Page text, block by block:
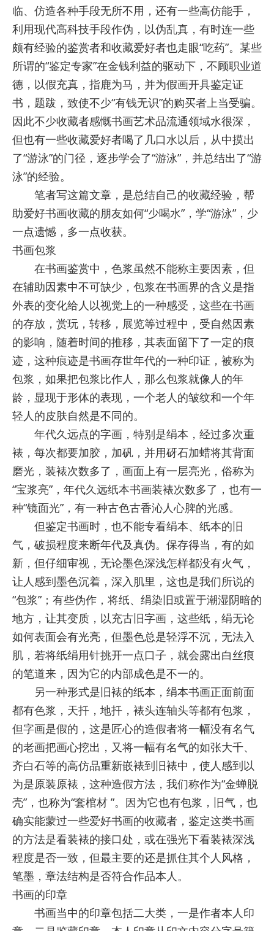
临、仿造各种手段无所不用，还有一些高仿能手，
利用现代高科技手段作伪，以伪乱真，有时连一些
颇有经验的鉴赏者和收藏爱好者也走眼“吃药”。某些
所谓的“鉴定专家”在金钱利益的驱动下，不顾职业道
德，以假充真，指鹿为马，并为假画开具鉴定证
书，题跋，致使不少“有钱无识”的购买者上当受骗。
因此不少收藏者感慨书画艺术品流通领域水很深，
但也有一些收藏爱好者喝了几口水以后，从中摸出
了“游泳”的门径，逐步学会了“游泳”，并总结出了“游
泳”的经验。
笔者写这篇文章，是总结自己的收藏经验，帮
助爱好书画收藏的朋友如何“少喝水”，学“游泳”，少
一点遗憾，多一点收获。
书画包浆
在书画鉴赏中，色浆虽然不能称主要因素，但
在辅助因素中不可缺少，包浆在书画界的含义是指
外表的变化给人以视觉上的一种感受，这些在书画
的存放，赏玩，转移，展览等过程中，受自然因素
的影响，随着时间的推移，其表面留下了一定的痕
迹，这种痕迹是书画存世年代的一种印证，被称为
包浆，如果把包浆比作人，那么包浆就像人的年
龄，显现于形体的表现，一个老人的皱纹和一个年
轻人的皮肤自然是不同的。
年代久远点的字画，特别是绢本，经过多次重
裱，每次都要加胶，加矾，并用砑石加蜡将其背面
磨光，装裱次数多了，画面上有一层亮光，俗称为
“宝浆亮”，年代久远纸本书画装裱次数多了，也有一
种“镜面光”，有一种古色古香沁人心脾的光感。
但鉴定书画时，也不能专看绢本、纸本的旧
气，破损程度来断年代及真伪。保存得当，有的如
新，但仔细审视，无论墨色深浅怎样都没有火气，
让人感到墨色沉着，深入肌里，这也是我们所说的
“包浆”；有些伪作，将纸、绢染旧或置于潮湿阴暗的
地方，让其变质，以充古旧字画，这些纸，绢无论
如何表面会有光亮，但墨色总是轻浮不沉，无法入
肌，若将纸绢用针挑开一点口子，就会露出白丝痕
的笔道来，因为它的内部成色是不一的。
另一种形式是旧裱的纸本，绢本书画正面前面
都有色浆，天扦，地扦，裱头连轴头等都有包浆，
但字画是假的，这是匠心的造假者将一幅没有名气
的老画把画心挖出，又将一幅有名气的如张大千、
齐白石等的高仿品重新嵌裱到旧裱中，使人感到以
为是原装原裱，这种造假方法，我们称作为“金蝉脱
壳”，也称为“套棺材 ”。因为它也有包浆，旧气，也
确实能蒙过一些爱好书画的收藏者，鉴定这类书画
的方法是看装裱的接口处，或在强光下看装裱深浅
程度是否一致，但最主要的还是抓住其个人风格，
笔墨，章法结构是否符合作品本人。
书画的印章
书画当中的印章包括二大类，一是作者本人印